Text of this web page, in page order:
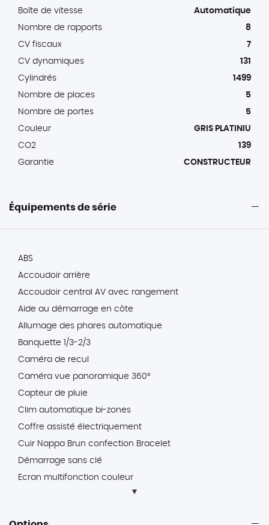
Boîte de vitesse
Automatique
Nombre de rapports
8
CV fiscaux
7
CV dynamiques
131
Cylindrés
1499
Nombre de places
5
Nombre de portes
5
Couleur
GRIS PLATINIU
CO2
139
Garantie
CONSTRUCTEUR
Équipements de série
ABS
Accoudoir arrière
Accoudoir central AV avec rangement
Aide au démarrage en côte
Allumage des phares automatique
Banquette 1/3-2/3
Caméra de recul
Caméra vue panoramique 360°
Capteur de pluie
Clim automatique bi-zones
Coffre assisté électriquement
Cuir Nappa Brun confection Bracelet
Démarrage sans clé
Ecran multifonction couleur